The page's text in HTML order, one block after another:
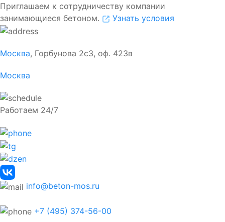
Приглашаем к сотрудничеству компании
занимающиеся бетоном.
Узнать условия
Москва, Горбунова 2с3, оф. 423в
Москва
Работаем 24/7
info@beton-mos.ru
+7 (495) 374-56-00